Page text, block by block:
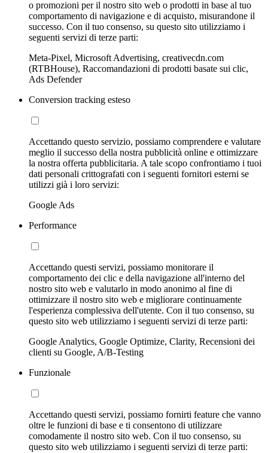
o promozioni per il nostro sito web o prodotti in base al tuo
comportamento di navigazione e di acquisto, misurandone il
successo. Con il tuo consenso, su questo sito utilizziamo i
seguenti servizi di terze parti:
Meta-Pixel, Microsoft Advertising, creativecdn.com
(RTBHouse), Raccomandazioni di prodotti basate sui clic,
Ads Defender
Conversion tracking esteso
Accettando questo servizio, possiamo comprendere e valutare
meglio il successo della nostra pubblicità online e ottimizzare
la nostra offerta pubblicitaria. A tale scopo confrontiamo i tuoi
dati personali crittografati con i seguenti fornitori esterni se
utilizzi già i loro servizi:
Google Ads
Performance
Accettando questi servizi, possiamo monitorare il
comportamento dei clic e della navigazione all'interno del
nostro sito web e valutarlo in modo anonimo al fine di
ottimizzare il nostro sito web e migliorare continuamente
l'esperienza complessiva dell'utente. Con il tuo consenso, su
questo sito web utilizziamo i seguenti servizi di terze parti:
Google Analytics, Google Optimize, Clarity, Recensioni dei
clienti su Google, A/B-Testing
Funzionale
Accettando questi servizi, possiamo fornirti feature che vanno
oltre le funzioni di base e ti consentono di utilizzare
comodamente il nostro sito web. Con il tuo consenso, su
questo sito web utilizziamo i seguenti servizi di terze parti: